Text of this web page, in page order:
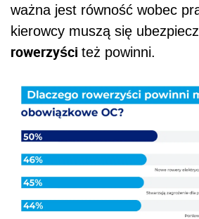
ważna jest równość wobec
kierowcy muszą się
rowerzyści też powinni.